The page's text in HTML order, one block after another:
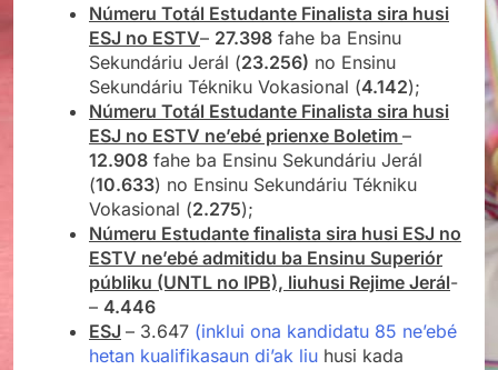
Númeru Totál Estudante Finalista sira husi
ESJ no ESTV– 27.398 fahe ba Ensinu
Sekundáriu Jerál (23.256) no Ensinu
Sekundáriu Tékniku Vokasional (4.142);
Númeru Totál Estudante Finalista sira husi
ESJ no ESTV ne’ebé prienxe Boletim –
12.908 fahe ba Ensinu Sekundáriu Jerál
(10.633) no Ensinu Sekundáriu Tékniku
Vokasional (2.275);
Númeru Estudante finalista sira husi ESJ no
ESTV ne’ebé admitidu ba Ensinu Superiór
públiku (UNTL no IPB), liuhusi Rejime Jerál­
– 4.446
ESJ – 3.647 (inklui ona kandidatu 85 ne’ebé
hetan kualifikasaun di’ak liu husi kada